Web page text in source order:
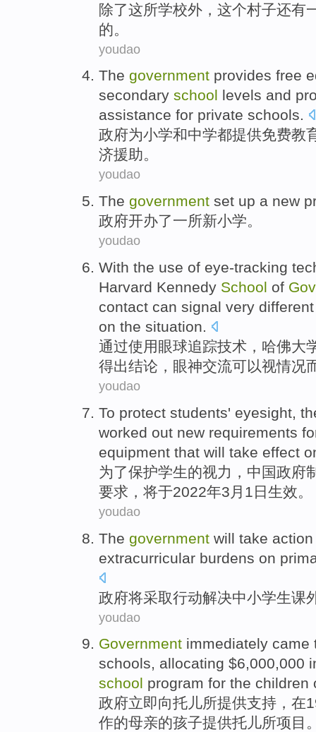
除了这所学校外 ， 这个村子还有
的。
youdao
The government provides free
secondary school levels and
assistance for private schools.
政府为小学和中学都提供免费教
济援助。
youdao
The government set up a new
政府开办了一所新小学。
youdao
With the use of eye-tracking
Harvard Kennedy School of
contact can signal very different
on the situation.
通过使用 眼球追踪技术 ， 哈佛大
得出结论 ， 眼神交流可以视情况
youdao
To protect students' eyesight,
worked out new requirements
equipment that will take effect
为了保护学生的视力，中国政府
要求，将于2022年3月1日生效。
youdao
The government will take
extracurricular burdens on
政府将采取行动解决中小学生课
youdao
Government immediately came
schools, allocating $6,000,000
school program for the children
政府立即向托儿所提供支持 ， 在
作的母亲的孩子提供托儿所项目